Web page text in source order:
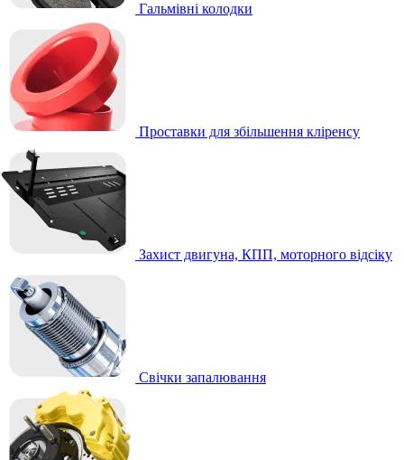
Гальмівні колодки
Проставки для збільшення кліренсу
Захист двигуна, КПП, моторного відсіку
Свічки запалювання